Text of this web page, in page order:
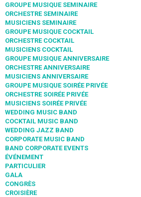
GROUPE MUSIQUE SEMINAIRE
ORCHESTRE SEMINAIRE
MUSICIENS SEMINAIRE
GROUPE MUSIQUE COCKTAIL
ORCHESTRE COCKTAIL
MUSICIENS COCKTAIL
GROUPE MUSIQUE ANNIVERSAIRE
ORCHESTRE ANNIVERSAIRE
MUSICIENS ANNIVERSAIRE
GROUPE MUSIQUE SOIRÉE PRIVÉE
ORCHESTRE SOIRÉE PRIVÉE
MUSICIENS SOIRÉE PRIVÉE
WEDDING MUSIC BAND
COCKTAIL MUSIC BAND
WEDDING JAZZ BAND
CORPORATE MUSIC BAND
BAND CORPORATE EVENTS
ÉVÉNEMENT
PARTICULIER
GALA
CONGRÈS
CROISIÈRE